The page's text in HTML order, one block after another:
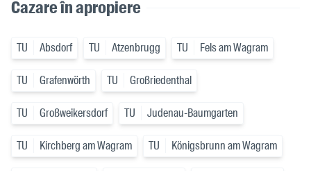
Cazare în apropiere
TU Absdorf TU Atzenbrugg TU Fels am Wagram
TU Grafenwörth TU Großriedenthal
TU Großweikersdorf TU Judenau-Baumgarten
TU Kirchberg am Wagram TU Königsbrunn am Wagram